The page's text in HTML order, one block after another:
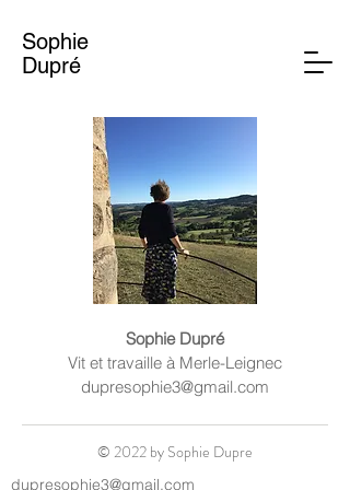
Sophie
Dupré
Sophie Dupré
Vit et travaille à Merle-Leignec
dupresophie3@gmail.com
© 2022 by Sophie Dupre
dupresophie3@gmail.com